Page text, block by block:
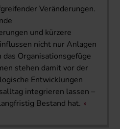
Veränderungen.
und kürzere
nicht nur Anlagen
das Organisationsgefüge
stehen damit vor der
Entwicklungen
integrieren lassen –
Bestand hat.